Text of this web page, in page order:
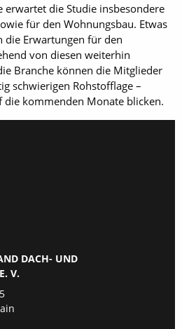
erwartet die Studie insbesondere
für den Wohnungsbau. Etwas
Erwartungen für den
von diesen weiterhin
Branche können die Mitglieder
schwierigen Rohstofflage –
kommenden Monate blicken.
DACH- UND
V.